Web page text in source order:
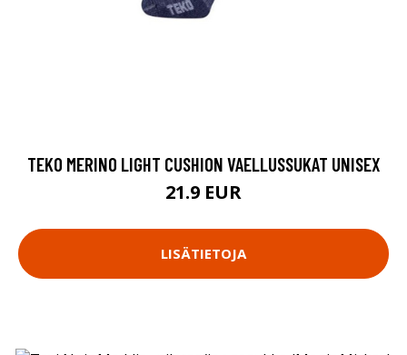
TEKO MERINO LIGHT CUSHION VAELLUSSUKAT UNISEX
21.9 EUR
LISÄTIETOJA